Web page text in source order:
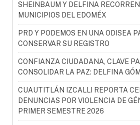
SHEINBAUM Y DELFINA
MUNICIPIOS DEL EDOMÉX
PRD Y PODEMOS EN UNA ODISEA
CONSERVAR SU REGISTRO
CONFIANZA CIUDADANA, CLAVE
CONSOLIDAR LA PAZ: DELFINA
CUAUTITLÁN IZCALLI REPORTA
DENUNCIAS POR VIOLENCIA DE
PRIMER SEMESTRE 2026